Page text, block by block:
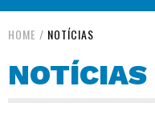
HOME / NOTÍCIAS
NOTÍCIAS